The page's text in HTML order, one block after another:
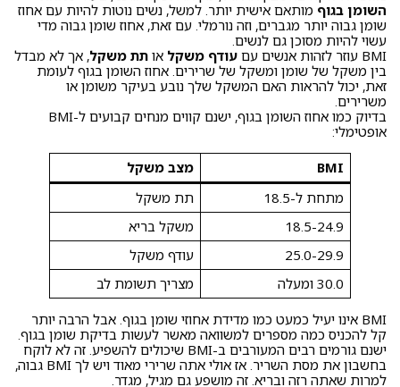
השומן בגוף מותאם אישית יותר. למשל, נשים נוטות להיות עם אחוז
שומן גבוה יותר מגברים, וזה נורמלי. עם זאת, אחוז שומן גבוה מדי
עשוי להיות מסוכן גם לנשים.
BMI עוזר לזהות אנשים עם
עודף משקל או תת משקל, אך לא מבדל
בין משקל של שומן ומשקל של שרירים. אחוז השומן בגוף לעומת
זאת, יכול להראות האם המשקל שלך נובע בעיקר משומן או
משרירים.
בדיוק כמו אחוז השומן בגוף, ישנם קווים מנחים קבועים ל-BMI
אופטימלי:
BMI
מצב משקל
מתחת ל-18.5
תת משקל
18.5-24.9
משקל בריא
25.0-29.9
עודף משקל
30.0 ומעלה
מצריך תשומת לב
BMI אינו יעיל כמעט כמו מדידת אחוזי שומן בגוף. אבל הרבה יותר
קל להכניס כמה מספרים למשוואה מאשר לעשות בדיקת שומן בגוף.
ישנם גורמים רבים המעורבים ב-BMI שיכולים להשפיע. זה לא לוקח
בחשבון את מסת השריר. אז אולי אתה שרירי מאוד ויש לך BMI גבוה,
למרות שאתה רזה ובריא. זה מושפע גם מגיל, מגדר.